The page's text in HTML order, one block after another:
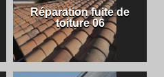
Réparation fuite de
toiture 06